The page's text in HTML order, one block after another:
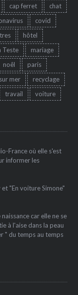
cap ferret
chat
covid
hôtel
Teste
mariage
noêl
paris
mer
recyclage
travail
voiture
France où elle s'est
informer les
"En voiture Simone"
car elle ne se
à l'aise dans la peau
" du temps au temps